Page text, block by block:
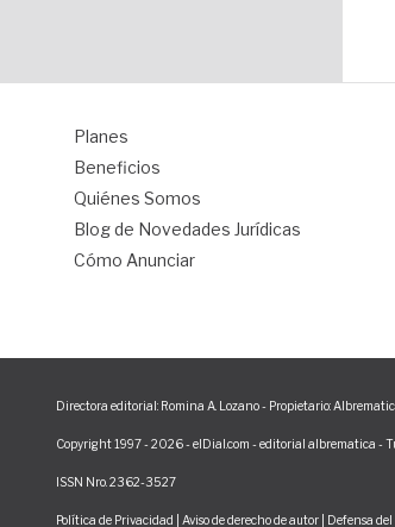
Planes
Beneficios
Quiénes Somos
Blog de Novedades Jurídicas
Cómo Anunciar
Directora editorial: Romina A. Lozano - Propietario:
Copyright 1997 - 2026 - elDial.com - editorial albrematica -
ISSN Nro. 2362-3527
Política de Privacidad Aviso de derecho de autor Defensa